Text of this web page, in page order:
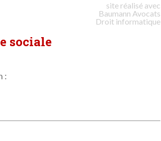
site réalisé avec
Baumann Avocats
Droit informatique
sociale
: